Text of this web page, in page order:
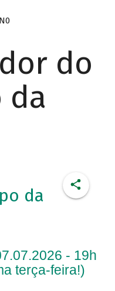
do
da
da
- 19h
terça-feira!)